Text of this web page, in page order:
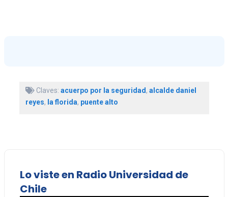
Claves: acuerpo por la seguridad, alcalde daniel
reyes, la florida, puente alto
Lo viste en Radio Universidad de
Chile